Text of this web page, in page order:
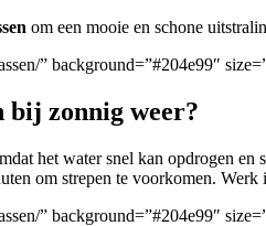
om een mooie en schone
” background=”#204e99″
bij zonnig weer?
het water snel kan opdrogen
om strepen te voorkomen.
” background=”#204e99″